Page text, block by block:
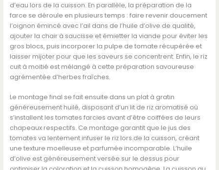
d’eau lors de la cuisson. En parallèle, la préparation de la
farce se déroule en plusieurs temps : faire revenir doucement
l’oignon émincé avec l’ail dans de l’huile d’olive de qualité,
ajouter la chair à saucisse et émietter la viande pour éviter les
gros blocs, puis incorporer la pulpe de tomate récupérée et
laisser mijoter pour que les saveurs se concentrent. Enfin, le riz
cuit à moitié est mélangé à cette préparation savoureuse
agrémentée d’herbes fraîches.
Le montage final se fait ensuite dans un plat à gratin
généreusement huilé, disposant d’un lit de riz aromatisé où
s’installent les tomates farcies avant d’être coiffées de leurs
chapeaux respectifs. Ce montage garantit que le jus des
tomates va lentement infuser le riz lors de la cuisson, créant
une texture moelleuse et parfumée incomparable. L’huile
d’olive est généreusement versée sur le dessus pour